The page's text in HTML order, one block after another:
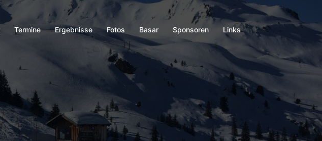
Termine Ergebnisse Fotos Basar Sponsoren
Links